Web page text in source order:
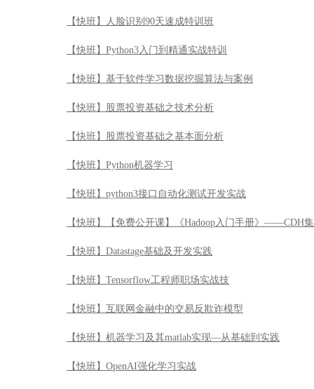
【快班】人脸识别90天速成特训班
【快班】Python3入门到精通实战特训
【快班】基于软件学习数据挖掘算法与案例
【快班】股票投资基础之技术分析
【快班】股票投资基础之基本面分析
【快班】Python机器学习
【快班】python3接口自动化测试开发实战
【快班】【免费公开课】《Hadoop入门手册》——CDH
【快班】Datastage基础及开发实践
【快班】Tensorflow工程师职场实战技
【快班】互联网金融中的交易反欺诈模型
【快班】机器学习及其matlab实现—从基础到实践
【快班】OpenAI强化学习实战